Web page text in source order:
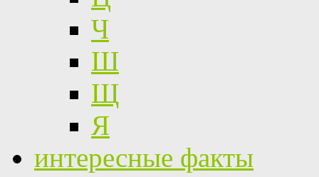
Ч
Ш
Щ
Я
интересные факты